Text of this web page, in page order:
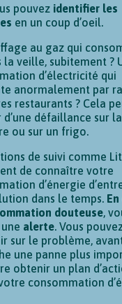
pouvez identifier les
en un coup d’oeil.
au gaz qui
la veille, subitement ?
d’électricité qui
anormalement par
restaurants ? Cela
d’une défaillance sur la
ou sur un frigo.
de suivi comme
de connaître votre
d’énergie
dans le temps.
douteuse,
alerte. Vous
sur le problème,
une panne plus
obtenir un plan
consommation